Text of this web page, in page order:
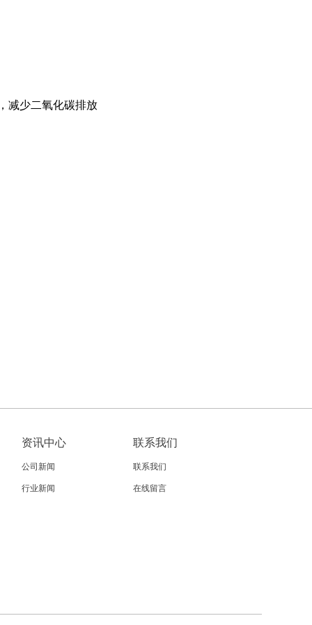
减少二氧化碳排放
资讯中心
公司新闻
行业新闻
联系我们
联系我们
在线留言